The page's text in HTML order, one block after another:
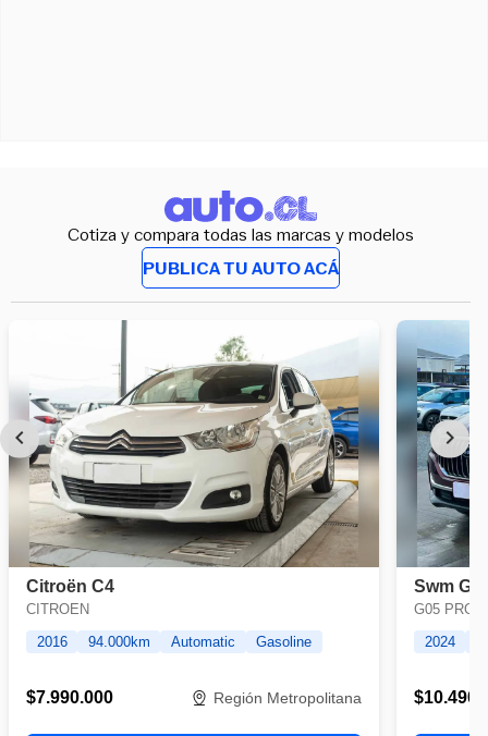
Cotiza y compara todas las marcas y modelos
PUBLICA TU AUTO ACÁ